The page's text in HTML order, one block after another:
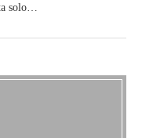
solo…